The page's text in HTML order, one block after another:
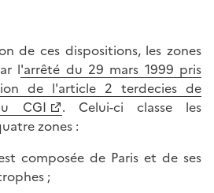
de ces dispositions, les zones
l'arrêté du 29 mars 1999 pris
de l'article 2 terdecies de
CGI
. Celui-ci classe les
zones :
composée de Paris et de ses
;